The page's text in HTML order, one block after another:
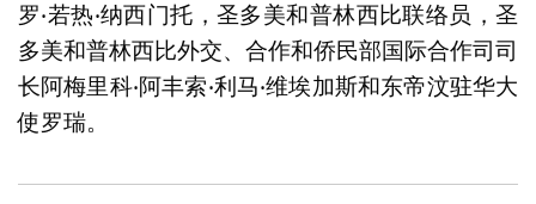
罗‧若热‧纳西门托，圣多美和普林西比联络员，圣
多美和普林西比外交、合作和侨民部国际合作司司
长阿梅里科‧阿丰索‧利马‧维埃加斯和东帝汶驻华大
使罗瑞。